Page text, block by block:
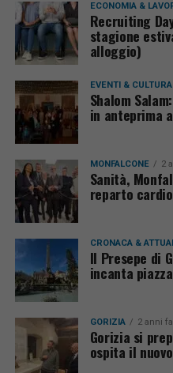
ECONOMIA &
Recruiting
stagione
alloggio)
EVENTI & CULTURA
Shalom
in anteprima
MONFALCONE 2
Sanità,
reparto
CRONACA &
Il Presepe di
incanta
GORIZIA 2 anni fa
Gorizia si
ospita il